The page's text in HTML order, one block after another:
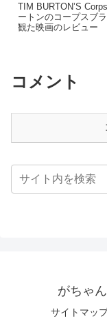
TIM BURTON’S
ートンのコープスブ
観た映画のレビュー
コメント
がちゃ
サイトマッ